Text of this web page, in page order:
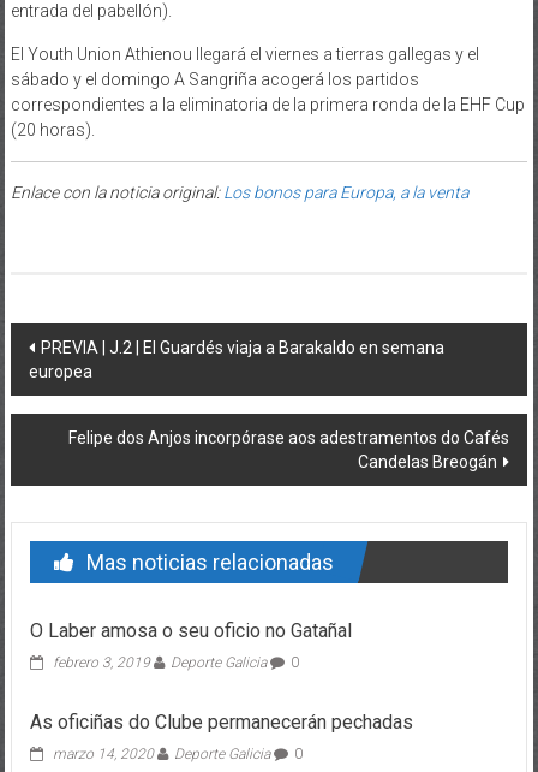
entrada del pabellón).
El Youth Union Athienou llegará el viernes a tierras gallegas y el
sábado y el domingo A Sangriña acogerá los partidos
correspondientes a la eliminatoria de la primera ronda de la EHF Cup
(20 horas).
Enlace con la noticia original:Los bonos para Europa, a la venta
Post navigation
PREVIA | J.2 | El Guardés viaja a Barakaldo en semana
europea
Felipe dos Anjos incorpórase aos adestramentos do Cafés
Candelas Breogán
Mas noticias relacionadas
O Laber amosa o seu oficio no Gatañal
febrero 3, 2019 Deporte Galicia 0
As oficiñas do Clube permanecerán pechadas
marzo 14, 2020 Deporte Galicia 0